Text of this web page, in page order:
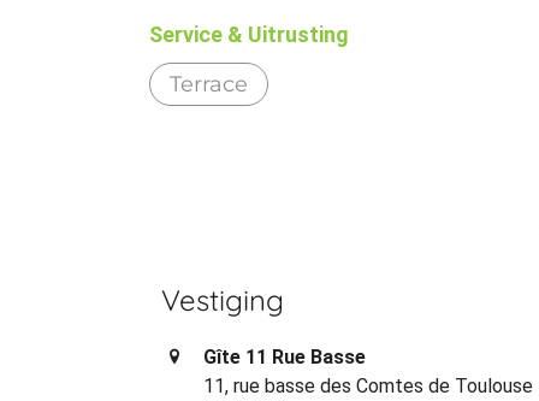
Service & Uitrusting
Terrace
Vestiging
Gîte 11 Rue Basse
11, rue basse des Comtes de Toulouse